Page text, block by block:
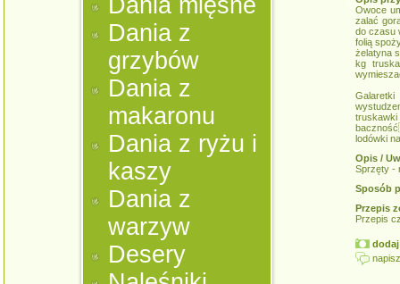
Dania mięsne
Dania z
grzybów
Dania z
makaronu
Dania z ryżu i
kaszy
Dania z
warzyw
Desery
Owoce
zalać
do czasu
folią
żelatyna
kg
lodówki
Opis /
Sprzęty -
Sposób
Przepis
Przepis